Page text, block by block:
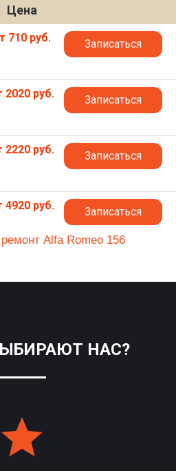
Цена
710 руб. Записаться
2020 руб. Записаться
2220 руб. Записаться
4920 руб. Записаться
Alfa Romeo 156
НАС?